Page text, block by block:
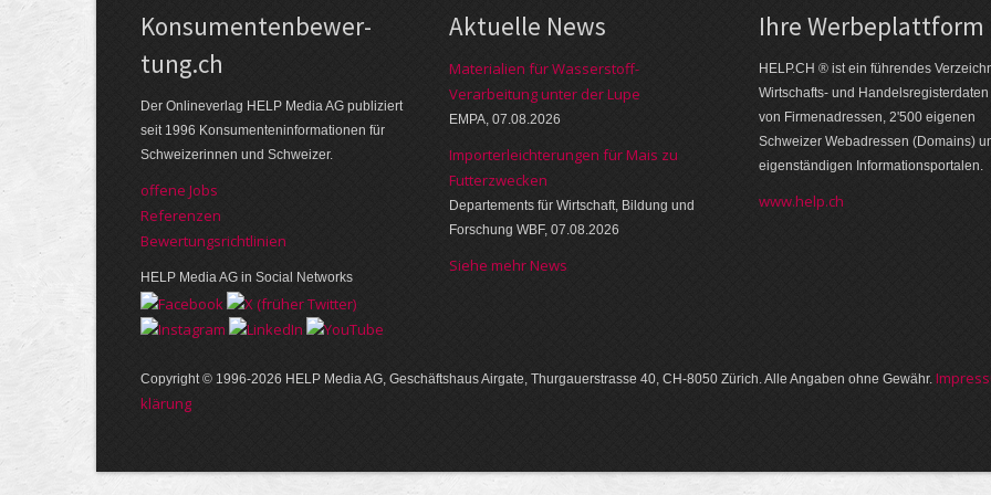
Kon­su­menten­be­wer­
tung.ch
Der Online­verlag HELP Media AG publi­ziert
seit 1996 Kon­su­menten­infor­mationen für
Schwei­zerinnen und Schweizer.
offene Jobs
Referenzen
Bewer­tungs­richt­linien
HELP Media AG in Social Networks
Aktuelle News
Materialien für Wasserstoff-
Verarbeitung unter der Lupe
EMPA, 07.08.2026
Importerleichterungen für Mais zu
Futterzwecken
Departements für Wirtschaft, Bildung und
Forschung WBF, 07.08.2026
Siehe mehr News
Ihre Werbe­platt­form
HELP.CH ® ist ein führendes
Wirt­schafts- und
von Firmen­adressen, 2'500 eige­nen
Schweizer Web­adressen (Domains)
eigen­ständigen Infor­mations­por­talen.
www.help.ch
Copyright © 1996-2026 HELP Media AG, Geschäftshaus Airgate, Thurgauer­strasse 40, CH-8050 Zürich. Alle Angaben ohne Gewähr.
klärung